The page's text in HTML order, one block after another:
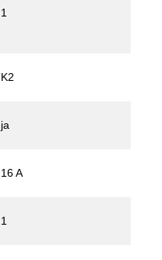
1
K2
ja
16 A
1